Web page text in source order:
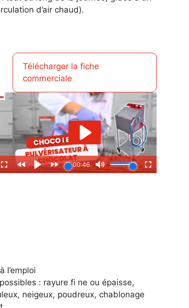
d’air chaud).
Télécharger la fiche
commerciale
l’emploi
: rayure fi ne ou épaisse,
neigeux, poudreux, chablonage